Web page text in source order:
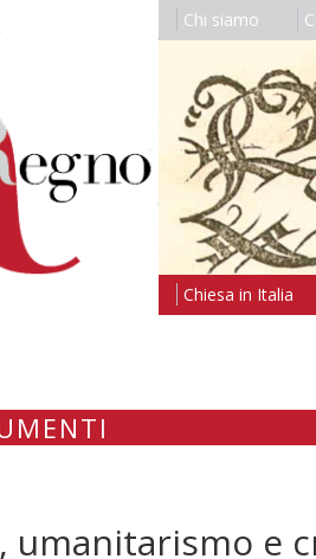
Chi siamo
Chiesa in Italia
umanitarismo e